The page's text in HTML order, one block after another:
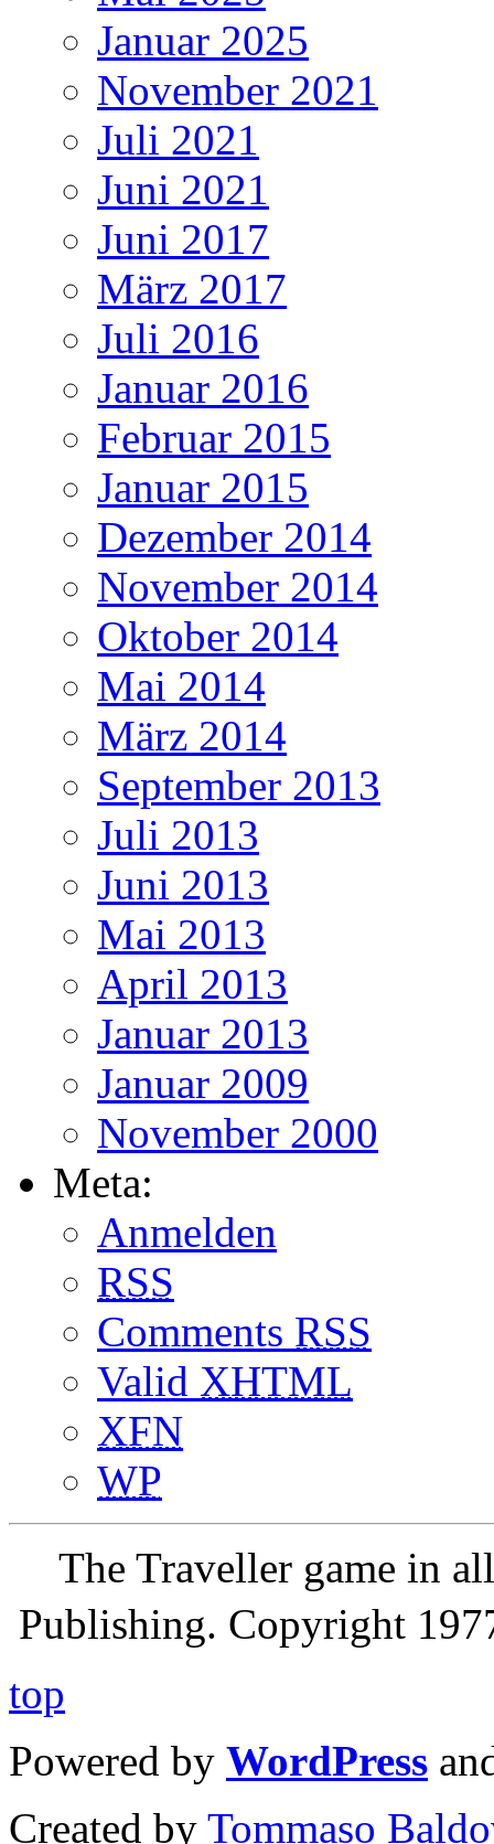
Januar 2025
November 2021
Juli 2021
Juni 2021
Juni 2017
März 2017
Juli 2016
Januar 2016
Februar 2015
Januar 2015
Dezember 2014
November 2014
Oktober 2014
Mai 2014
März 2014
September 2013
Juli 2013
Juni 2013
Mai 2013
April 2013
Januar 2013
Januar 2009
November 2000
Meta:
Anmelden
RSS
Comments RSS
Valid XHTML
XFN
WP
The Traveller game in
Publishing. Copyright
top
Powered by WordPress
Created by Tommaso